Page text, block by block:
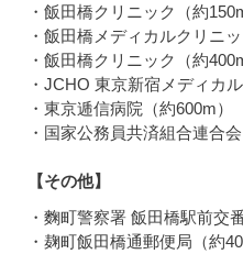
・飯田橋クリニック（約
・飯田橋メディカルクリニッ
・飯田橋クリニック（約
・JCHO 東京新宿メディカ
・東京逓信病院（約600m）
・国家公務員共済組合連合
【その他】
・麴町警察署 飯田橋駅前交
・麹町飯田橋通郵便局（約